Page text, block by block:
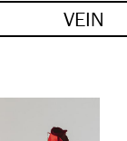
VEIN